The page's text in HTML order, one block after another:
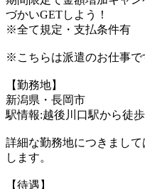
づかいGETしよう！
※全て規定・支払条件有
※こちらは派遣のお仕事で
【勤務地】
新潟県・長岡市
駅情報:越後川口駅から徒
詳細な勤務地につきまし
します。
【待遇】